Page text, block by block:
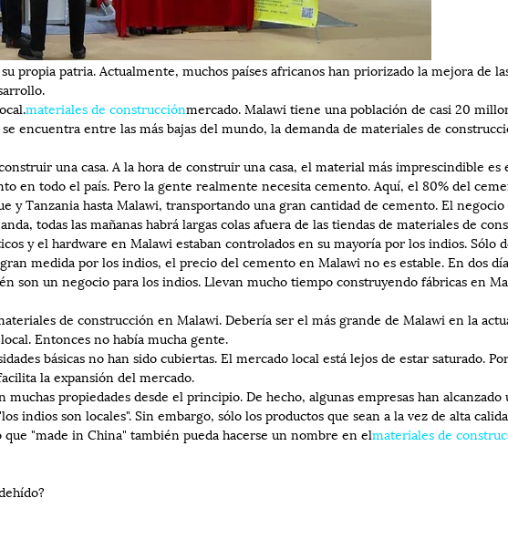
propia patria. Actualmente, muchos países africanos han priorizado la mejora de
materiales de construcciónmercado. Malawi tiene una población de casi 20
encuentra entre las más bajas del mundo, la demanda de materiales de
una casa. A la hora de construir una casa, el material más imprescindible
en todo el país. Pero la gente realmente necesita cemento. Aquí, el 80% del
y Tanzania hasta Malawi, transportando una gran cantidad de cemento. El
todas las mañanas habrá largas colas afuera de las tiendas de materiales de
y el hardware en Malawi estaban controlados en su mayoría por los indios. Sólo
medida por los indios, el precio del cemento en Malawi no es estable. En dos
son un negocio para los indios. Llevan mucho tiempo construyendo fábricas en
de construcción en Malawi. Debería ser el más grande de Malawi en la
Entonces no había mucha gente.
básicas no han sido cubiertas. El mercado local está lejos de estar saturado.
la expansión del mercado.
propiedades desde el principio. De hecho, algunas empresas han alcanzado
indios son locales". Sin embargo, sólo los productos que sean a la vez de alta
"made in China" también pueda hacerse un nombre en elmateriales de